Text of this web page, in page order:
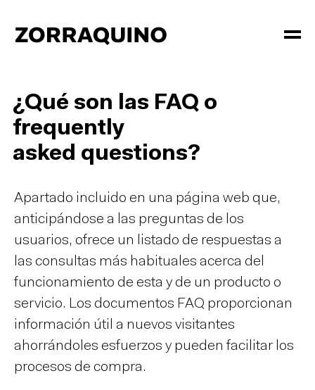
¿Qué son las FAQ o
frequently
asked questions?
Apartado incluido en una página web que,
anticipándose a las preguntas de los
usuarios, ofrece un listado de respuestas a
las consultas más habituales acerca del
funcionamiento de esta y de un producto o
servicio. Los documentos FAQ proporcionan
información útil a nuevos visitantes
ahorrándoles esfuerzos y pueden facilitar los
procesos de compra.